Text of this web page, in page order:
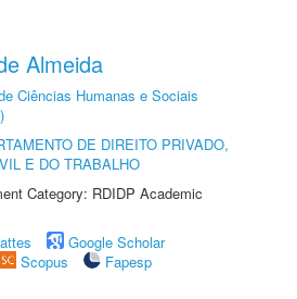
Almeida
Ciências Humanas e Sociais
DE DIREITO PRIVADO,
E DO TRABALHO
Category: RDIDP Academic
Google Scholar
Scopus
Fapesp